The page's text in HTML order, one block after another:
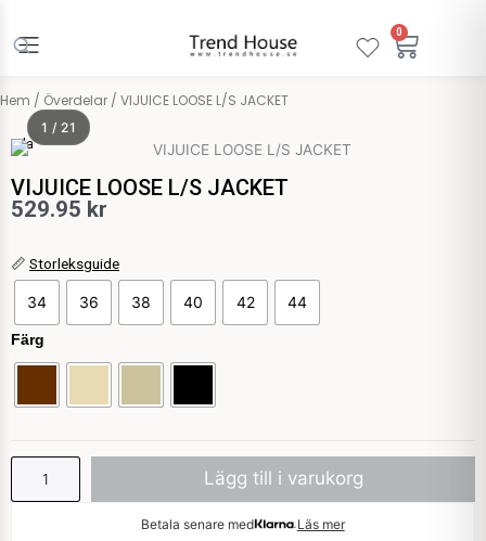
innehåll
0
Hem / Överdelar / VIJUICE LOOSE L/S JACKET
Vila
1 / 21
VIJUICE LOOSE L/S JACKET
529.95 kr
📏 Storleksguide
34 36 38 40 42 44
Färg
VIJUICE
LOOSE
L/S
JACKET
mängd
Lägg till i varukorg
Betala senare med Läs mer